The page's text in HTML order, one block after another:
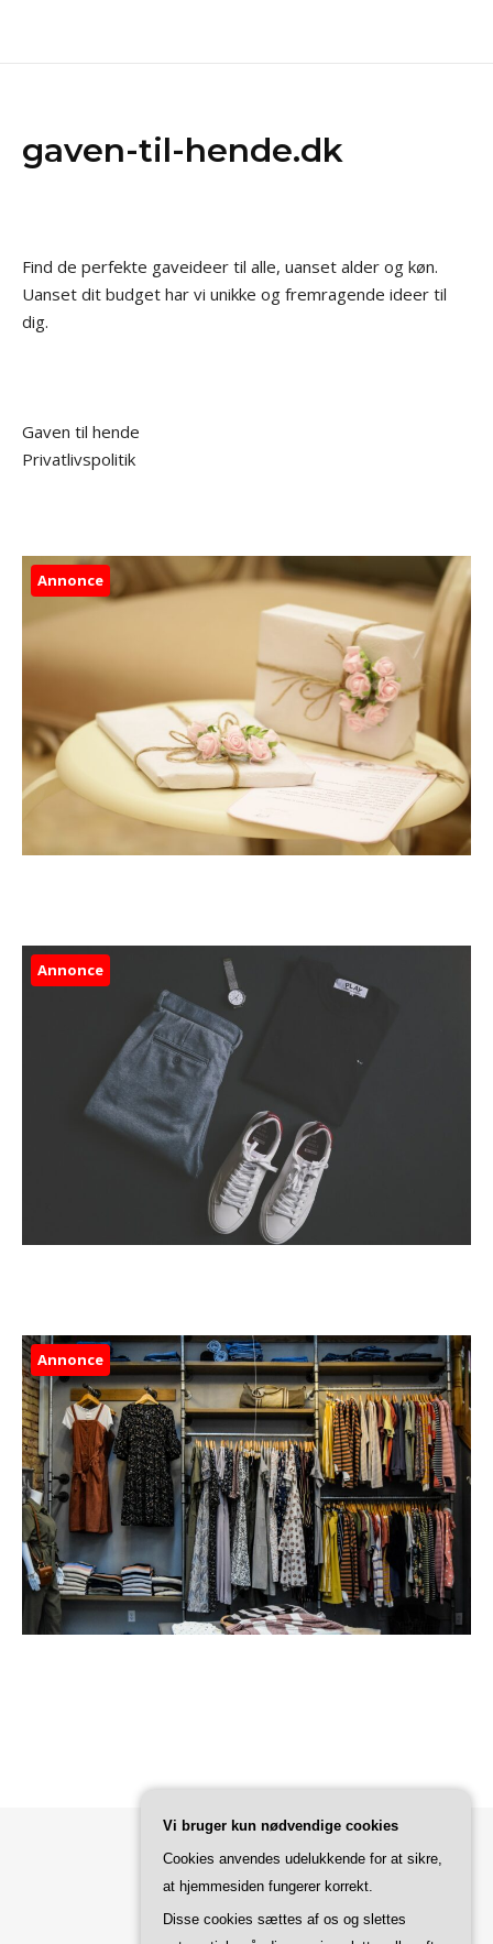
gaven-til-hende.dk
Find de perfekte gaveideer til alle, uanset alder og køn.
Uanset dit budget har vi unikke og fremragende ideer til
dig.
Gaven til hende
Privatlivspolitik
Annonce
Annonce
Annonce
Bard Tema afWP Royal .
Vi bruger kun nødvendige cookies
Cookies anvendes udelukkende for at sikre,
at hjemmesiden fungerer korrekt.
Disse cookies sættes af os og slettes